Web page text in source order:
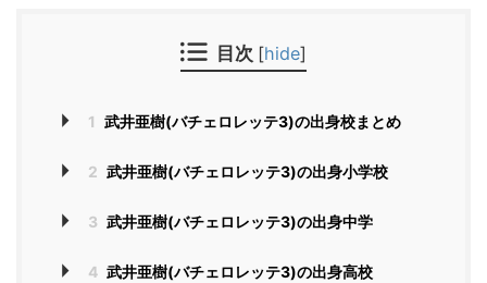
目次 [hide]
1 武井亜樹(バチェロレッテ3)の出身校まとめ
2 武井亜樹(バチェロレッテ3)の出身小学校
3 武井亜樹(バチェロレッテ3)の出身中学
4 武井亜樹(バチェロレッテ3)の出身高校